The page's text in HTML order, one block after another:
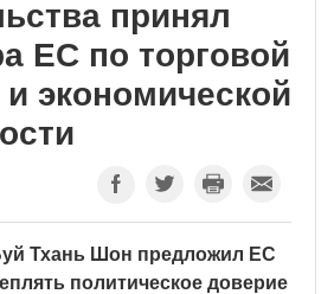
принял
ЕС по торговой
и экономической
Тхань Шон предложил ЕС
политическое доверие